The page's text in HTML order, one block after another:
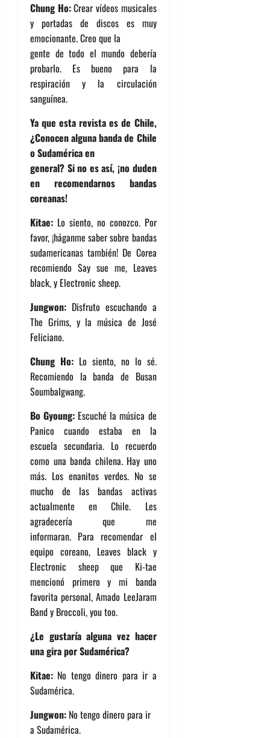
Chung Ho:Crear vídeos musicales
y portadas de discos es muy
emocionante. Creo que la
gente de todo el mundo debería
probarlo. Es bueno para la
respiración y la circulación
sanguínea.
Ya que esta revista es de Chile,
¿Conocen alguna banda de Chile
o Sudamérica en
general? Si no es así, ¡no duden
en recomendarnos bandas
coreanas!
Kitae: Lo siento, no conozco. Por
favor, ¡háganme saber sobre bandas
sudamericanas también! De Corea
recomiendo Say sue me, Leaves
black, y Electronic sheep.
Jungwon: Disfruto escuchando a
The Grims, y la música de José
Feliciano.
Chung Ho:Lo siento, no lo sé.
Recomiendo la banda de Busan
Soumbalgwang.
Bo Gyoung: Escuché la música de
Panico cuando estaba en la
escuela secundaria. Lo recuerdo
como una banda chilena. Hay uno
más. Los enanitos verdes. No se
mucho de las bandas activas
actualmente en Chile. Les
agradecería que me
informaran. Para recomendar el
equipo coreano, Leaves black y
Electronic sheep que Ki-tae
mencionó primero y mi banda
favorita personal, Amado LeeJaram
Band y Broccoli, you too.
¿Le gustaría alguna vez hacer
una gira por Sudamérica?
Kitae: No tengo dinero para ir a
Sudamérica.
Jungwon: No tengo dinero para ir
a Sudamérica.